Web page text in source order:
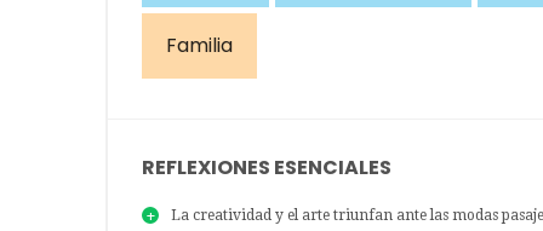
Familia
REFLEXIONES ESENCIALES
La creatividad y el arte triunfan ante las modas